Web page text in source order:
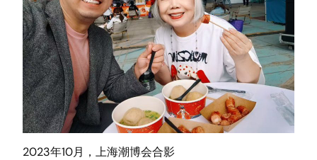
2023年10月，上海潮博会合影